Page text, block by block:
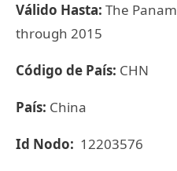
Válido Hasta: The
through 2015
Código de País: CHN
País: China
Id Nodo: 12203576